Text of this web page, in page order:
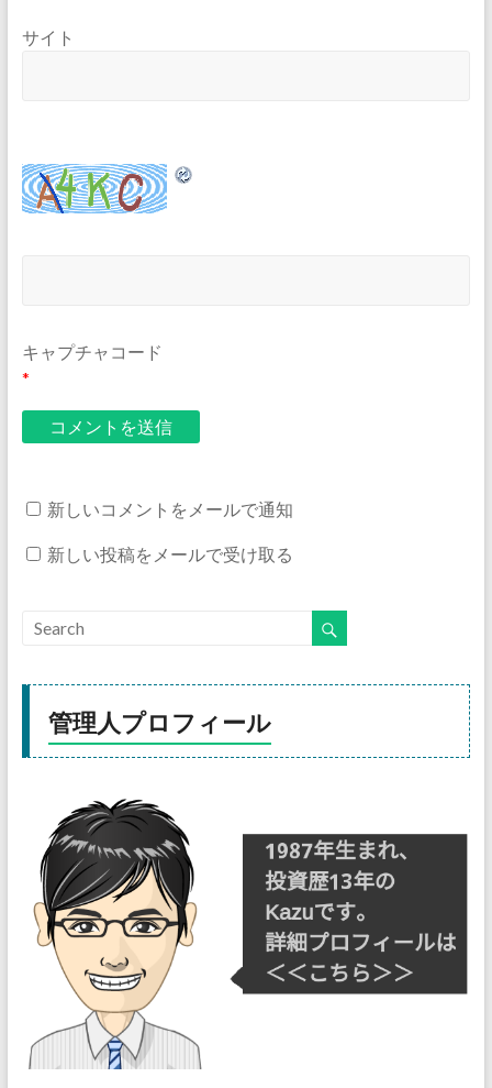
サイト
キャプチャコード
*
新しいコメントをメールで通知
新しい投稿をメールで受け取る
管理人プロフィール